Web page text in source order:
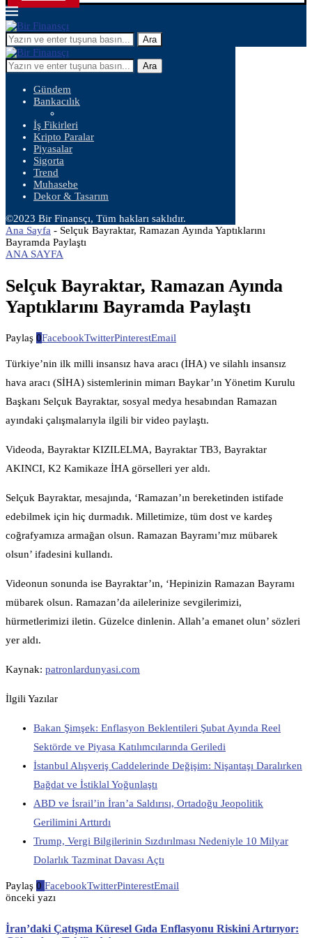
Ara
Ara
Gündem
Bankacılık
İş Fikirleri
Kripto Paralar
Piyasalar
Sigorta
Trend
Muhasebe
Dekor & Tasarım
©2023 Bir Finansçı, Tüm hakları saklıdır.
Ana Sayfa - Selçuk Bayraktar, Ramazan Ayında Yaptıklarını
Bayramda Paylaştı
ANA SAYFA
Selçuk Bayraktar, Ramazan Ayında
Yaptıklarını Bayramda Paylaştı
Paylaş 0FacebookTwitterPinterestEmail
Türkiye’nin ilk milli insansız hava aracı (İHA) ve silahlı insansız
hava aracı (SİHA) sistemlerinin mimarı Baykar’ın Yönetim Kurulu
Başkanı Selçuk Bayraktar, sosyal medya hesabından Ramazan
ayındaki çalışmalarıyla ilgili bir video paylaştı.
Videoda, Bayraktar KIZILELMA, Bayraktar TB3, Bayraktar
AKINCI, K2 Kamikaze İHA görselleri yer aldı.
Selçuk Bayraktar, mesajında, ‘Ramazan’ın bereketinden istifade
edebilmek için hiç durmadık. Milletimize, tüm dost ve kardeş
coğrafyamıza armağan olsun. Ramazan Bayramı’mız mübarek
olsun’ ifadesini kullandı.
Videonun sonunda ise Bayraktar’ın, ‘Hepinizin Ramazan Bayramı
mübarek olsun. Ramazan’da ailelerinize sevgilerimizi,
hürmetlerimizi iletin. Güzelce dinlenin. Allah’a emanet olun’ sözleri
yer aldı.
Kaynak: patronlardunyasi.com
İlgili Yazılar
Bakan Şimşek: Enflasyon Beklentileri Şubat Ayında Reel
Sektörde ve Piyasa Katılımcılarında Geriledi
İstanbul Alışveriş Caddelerinde Değişim: Nişantaşı Daralırken
Bağdat ve İstiklal Yoğunlaştı
ABD ve İsrail’in İran’a Saldırısı, Ortadoğu Jeopolitik
Gerilimini Arttırdı
Trump, Vergi Bilgilerinin Sızdırılması Nedeniyle 10 Milyar
Dolarlık Tazminat Davası Açtı
Paylaş 0 FacebookTwitterPinterestEmail
önceki yazı
İran’daki Çatışma Küresel Gıda Enflasyonu Riskini Artırıyor: